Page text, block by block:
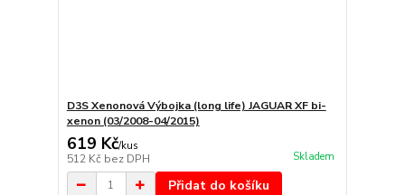
D3S Xenonová Výbojka (long life) JAGUAR XF bi-
xenon (03/2008-04/2015)
619 Kč/kus
512 Kč bez DPH Skladem
Přidat do košíku